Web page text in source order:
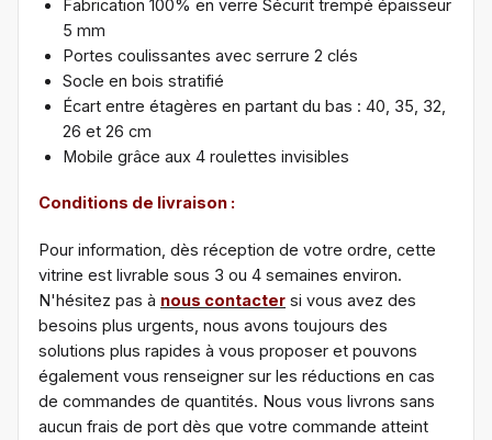
Fabrication 100% en verre Sécurit trempé épaisseur
5 mm
Portes coulissantes avec serrure 2 clés
Socle en bois stratifié
Écart entre étagères en partant du bas : 40, 35, 32,
26 et 26 cm
Mobile grâce aux 4 roulettes invisibles
Conditions de livraison :
Pour information, dès réception de votre ordre, cette
vitrine est livrable sous 3 ou 4 semaines environ.
N'hésitez pas à nous contacter si vous avez des
besoins plus urgents, nous avons toujours des
solutions plus rapides à vous proposer et pouvons
également vous renseigner sur les réductions en cas
de commandes de quantités. Nous vous livrons sans
aucun frais de port dès que votre commande atteint